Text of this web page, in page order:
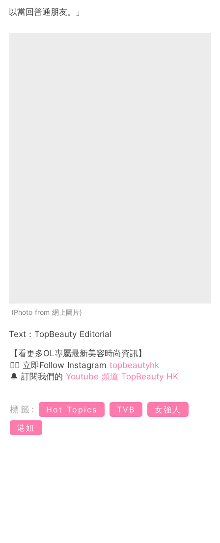
以當回普通朋友。」
Photo from 網上圖片
Text：TopBeauty Editorial
【看更多OL專屬最新美容時尚資訊】
👉🏻 立即Follow Instagram topbeautyhk
🔔 訂閱我們的 Youtube 頻道 TopBeauty HK
標籤: Hot Topics TVB
女強人
港姐